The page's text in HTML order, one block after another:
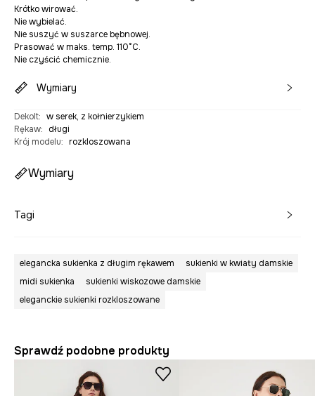
Krótko wirować.
Nie wybielać.
Nie suszyć w suszarce bębnowej.
Prasować w maks. temp. 110°C.
Nie czyścić chemicznie.
Wymiary
Dekolt: w serek, z kołnierzykiem
Rękaw:
długi
Krój modelu: rozkloszowana
Wymiary
Tagi
elegancka sukienka z długim rękawem
sukienki w kwiaty damskie
midi sukienka
sukienki wiskozowe damskie
eleganckie sukienki rozkloszowane
Sprawdź podobne produkty